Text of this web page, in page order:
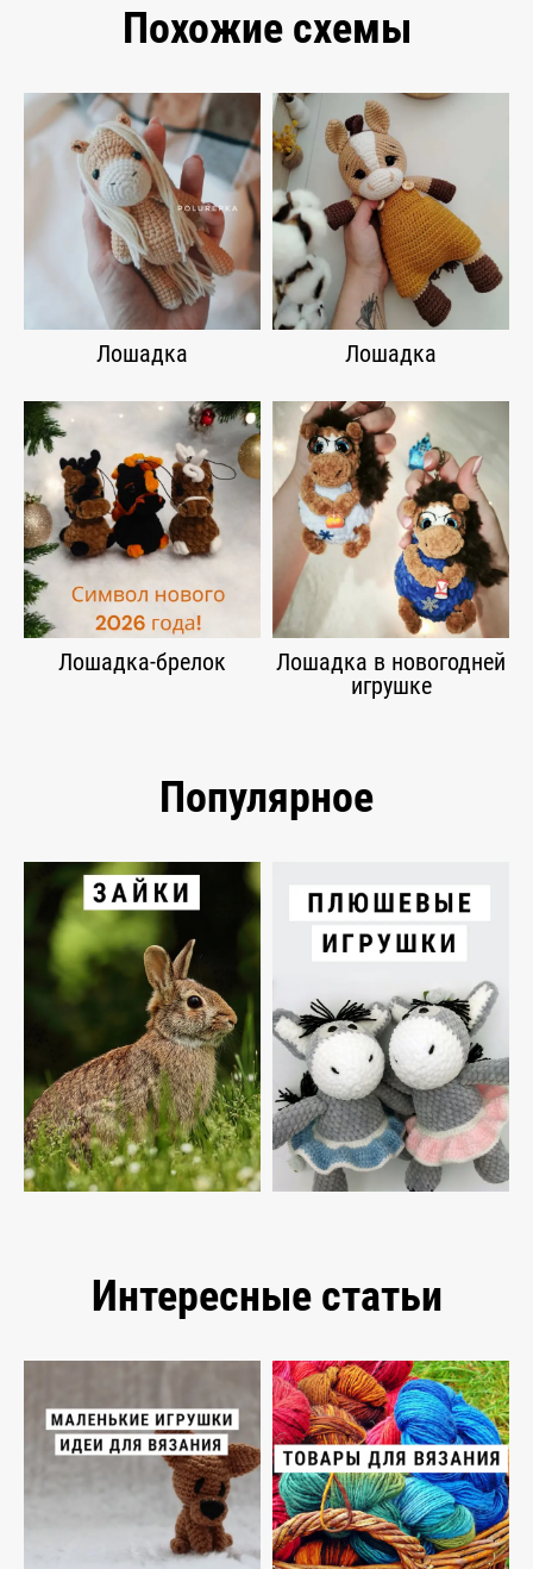
Похожие схемы
Лошадка Лошадка
Лошадка-брелок
Лошадка в новогодней
игрушке
Популярное
Интересные статьи